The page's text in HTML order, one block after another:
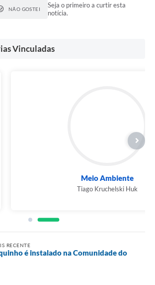
NÃO GOSTEI
Seja o primeiro a curtir esta
notícia.
Vinculadas
RECENTE
é instalado na Comunidade do